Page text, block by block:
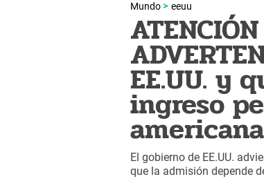
Mundo eeuu
EE.UU. y
ingreso
americana
El gobierno de EE.UU.
que la admisión depende